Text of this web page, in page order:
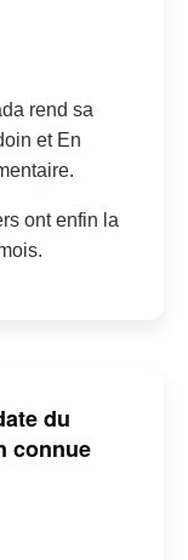
rend sa
et En
ont enfin la
du
connue